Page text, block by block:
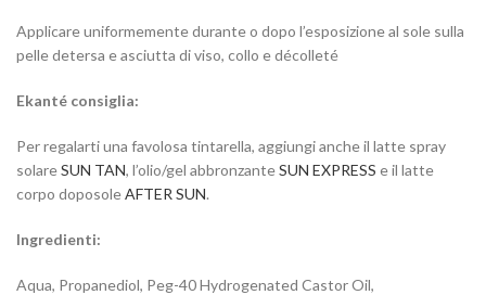
Applicare uniformemente durante o dopo l’esposizione al sole sulla
pelle detersa e asciutta di viso, collo e décolleté
Ekanté consiglia:
Per regalarti una favolosa tintarella, aggiungi anche il latte spray
solareSUN TAN, l’olio/gel abbronzanteSUN EXPRESS e il latte
corpo doposoleAFTER SUN.
Ingredienti:
Aqua, Propanediol, Peg-40 Hydrogenated Castor Oil,